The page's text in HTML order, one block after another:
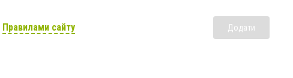
Правилами сайту Додати